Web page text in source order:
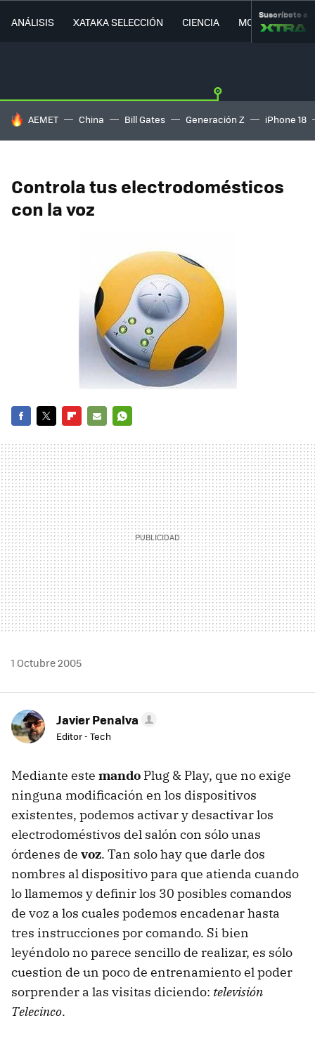
ANÁLISIS XATAKA SELECCIÓN CIENCIA MOVILIDAD
Suscríbete a
HOY SE HABLA DE
AEMET China Bill Gates Generación Z iPhone 18
Controla tus electrodomésticos
con la voz
MAIL
1 Octubre 2005
Javier Penalva
Editor - Tech
Mediante este mando Plug & Play, que no exige
ninguna modificación en los dispositivos
existentes, podemos activar y desactivar los
electrodoméstivos del salón con sólo unas
órdenes de voz. Tan solo hay que darle dos
nombres al dispositivo para que atienda cuando
lo llamemos y definir los 30 posibles comandos
de voz a los cuales podemos encadenar hasta
tres instrucciones por comando. Si bien
leyéndolo no parece sencillo de realizar, es sólo
cuestion de un poco de entrenamiento el poder
sorprender a las visitas diciendo: televisión
Telecinco.